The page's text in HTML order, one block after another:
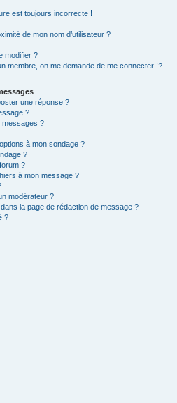
est toujours incorrecte !
de mon nom d’utilisateur ?
modifier ?
membre, on me demande de me connecter !?
une réponse ?
?
messages ?
à mon sondage ?
?
?
à mon message ?
modérateur ?
la page de rédaction de message ?
?